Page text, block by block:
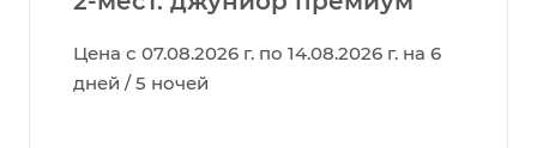
Цена с 07.08.2026 г. по 14.08.2026 г. на 6
дней / 5 ночей